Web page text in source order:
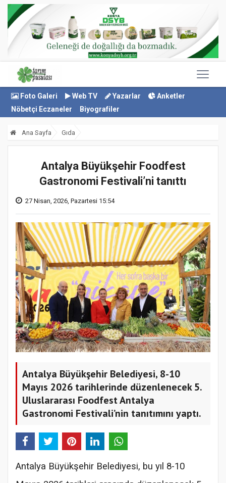
Foto Galeri Web TV Yazarlar
Anketler
Nöbetçi Eczaneler
Biyografiler
Ana Sayfa Gıda
Antalya Büyükşehir Foodfest
Gastronomi Festivali’ni tanıttı
27 Nisan, 2026, Pazartesi 15:54
Antalya Büyükşehir Belediyesi, 8-10
Mayıs 2026 tarihlerinde düzenlenecek 5.
Uluslararası Foodfest Antalya
Gastronomi Festivali’nin tanıtımını yaptı.
Antalya Büyükşehir Belediyesi, bu yıl 8-10